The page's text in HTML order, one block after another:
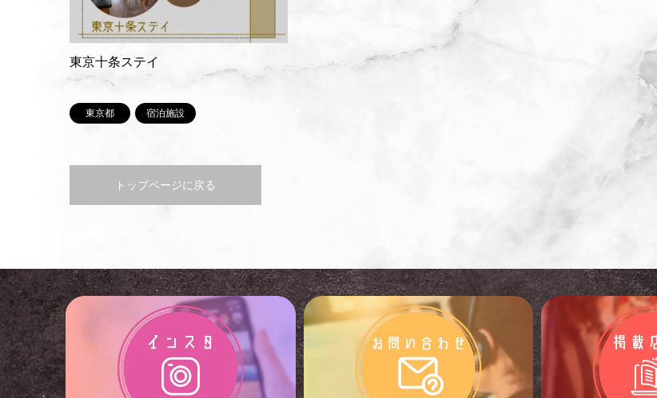
東京十条ステイ
東京都 宿泊施設
トップページに戻る